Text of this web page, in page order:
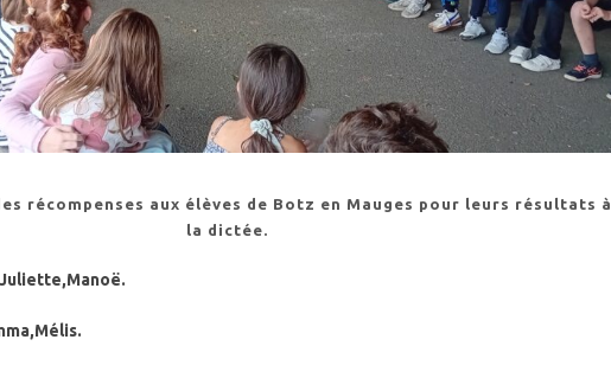
récompenses aux élèves de Botz en Mauges pour leurs résultats à
la dictée.